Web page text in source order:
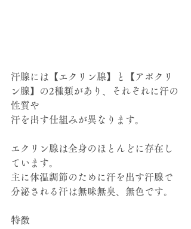
汗腺には【エクリン腺】と【アポクリ
ン腺】の2種類があり、それぞれに汗の
性質や
汗を出す仕組みが異なります。
エクリン腺は全身のほとんどに存在し
ています。
主に体温調節のために汗を出す汗腺で
分泌される汗は無味無臭、無色です。
特徴